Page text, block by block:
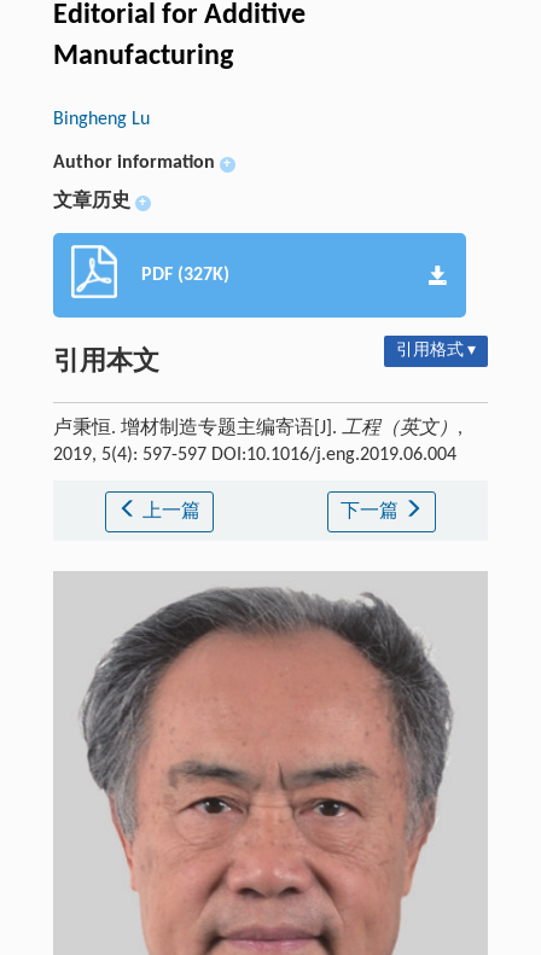
Editorial for Additive
Manufacturing
Bingheng Lu
Author information +
文章历史 +
PDF (327K)
引用本文 引用格式 ▾
卢秉恒. 增材制造专题主编寄语[J]. 工程（英文） ,
2019, 5(4): 597-597 DOI:10.1016/j.eng.2019.06.004
上一篇 下一篇